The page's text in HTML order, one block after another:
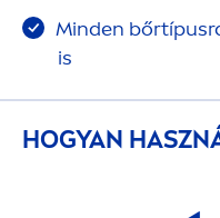
Minden
is
HOGYAN